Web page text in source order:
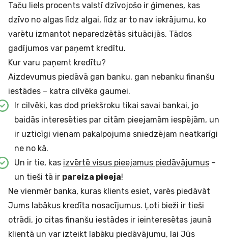
Taču liels procents valstī dzīvojošo ir ģimenes, kas
dzīvo no algas līdz algai, līdz ar to nav iekrājumu, ko
varētu izmantot neparedzētās situācijās. Tādos
gadījumos var paņemt kredītu.
Kur varu paņemt kredītu?
Aizdevumus piedāvā gan banku, gan nebanku finanšu
iestādes – katra cilvēka gaumei.
Ir cilvēki, kas dod priekšroku tikai savai bankai, jo
baidās interesēties par citām pieejamām iespējām, un
ir uzticīgi vienam pakalpojuma sniedzējam neatkarīgi
ne no kā.
Un ir tie, kas izvērtē visus pieejamus piedāvājumus –
un tieši tā ir pareiza pieeja!
Ne vienmēr banka, kuras klients esiet, varēs piedāvāt
Jums labākus kredīta nosacījumus. Ļoti bieži ir tieši
otrādi, jo citas finanšu iestādes ir ieinteresētas jaunā
klientā un var izteikt labāku piedāvājumu, lai Jūs